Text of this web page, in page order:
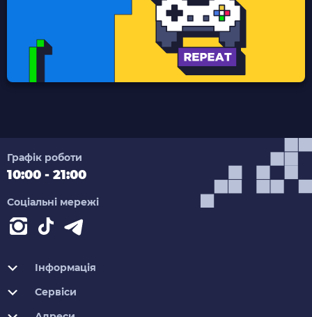
Графік роботи
10:00 - 21:00
Соціальні мережі
Інформація
Сервіси